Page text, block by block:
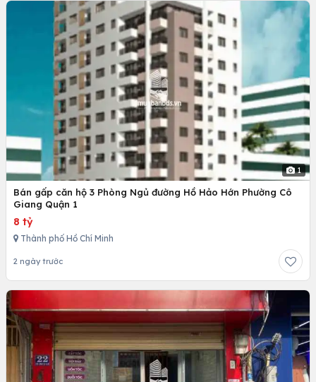
1
Bán gấp căn hộ 3 Phòng Ngủ đường Hồ Hảo Hớn Phường Cô
Giang Quận 1
8 tỷ
Thành phố Hồ Chí Minh
2 ngày trước